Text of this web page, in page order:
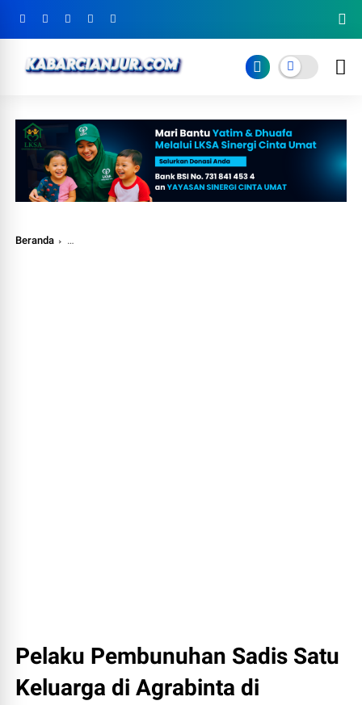
Beranda Pelaku Pembunuhan Sadis Satu Keluarga di Agrabinta di
Pelaku Pembunuhan Sadis Satu
Keluarga di Agrabinta di